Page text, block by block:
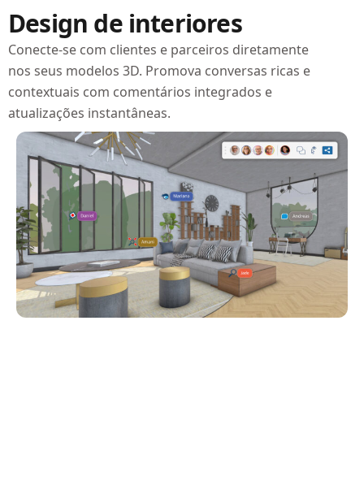
Design de interiores
Conecte-se com clientes e parceiros diretamente
nos seus modelos 3D. Promova conversas ricas e
contextuais com comentários integrados e
atualizações instantâneas.